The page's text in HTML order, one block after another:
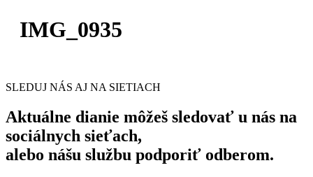
IMG_0935
SLEDUJ NÁS AJ NA SIETIACH
Aktuálne dianie môžeš sledovať u nás na
sociálnych sieťach,
alebo nášu službu podporiť odberom.